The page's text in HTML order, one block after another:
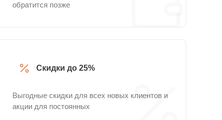
обратится позже
Скидки до 25%
Выгодные скидки для всех новых клиентов и
акции для постоянных